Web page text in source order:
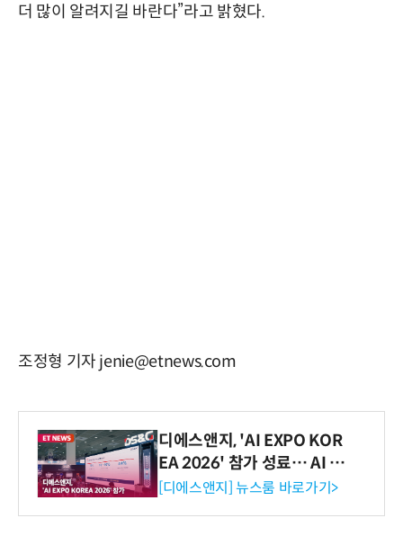
더 많이 알려지길 바란다”라고 밝혔다.
조정형 기자 jenie@etnews.com
디에스앤지, 'AI EXPO KOR
EA 2026' 참가 성료… AI 전
생애주기 아우르는 통합 솔루
[디에스앤지] 뉴스룸 바로가기>